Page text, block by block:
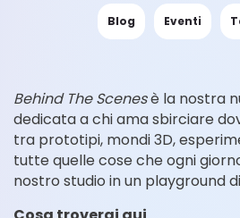
Blog Eventi
Behind The Scenesè la nostra
dedicata a chi ama sbirciare
tra prototipi, mondi 3D,
tutte quelle cose che ogni
nostro studio in un playground